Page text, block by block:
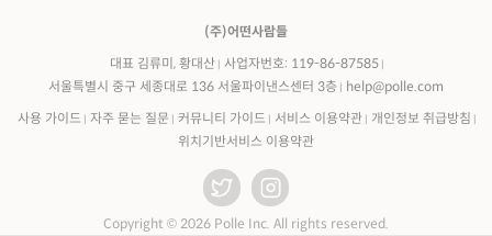
(주)어떤사람들
대표 김류미, 황대산
사업자번호: 119-86-87585
서울특별시 중구 세종대로 136 서울파이낸스센터 3층
help@polle.com
사용 가이드 자주 묻는 질문 커뮤니티 가이드 서비스 이용약관
개인정보 취급방침
위치기반서비스 이용약관
Copyright © 2026 Polle Inc. All rights reserved.